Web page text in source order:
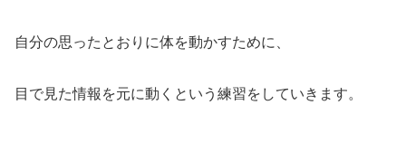
自分の思ったとおりに体を動かすために、
目で見た情報を元に動くという練習をしていきます。